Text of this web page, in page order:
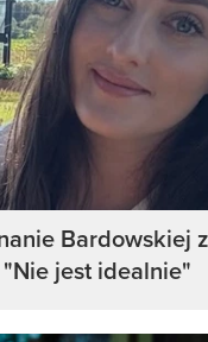
Bardowskiej
jest idealnie"